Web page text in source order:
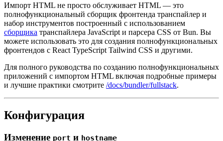
Импорт HTML не просто обслуживает HTML — это
полнофункциональный сборщик фронтенда транспайлер и
набор инструментов построенный с использованием
сборщика транспайлера JavaScript и парсера CSS от Bun. Вы
можете использовать это для создания полнофункциональных
фронтендов с React TypeScript Tailwind CSS и другими.
Для полного руководства по созданию полнофункциональных
приложений с импортом HTML включая подробные примеры
и лучшие практики смотрите /docs/bundler/fullstack.
Конфигурация
Изменение port и hostname